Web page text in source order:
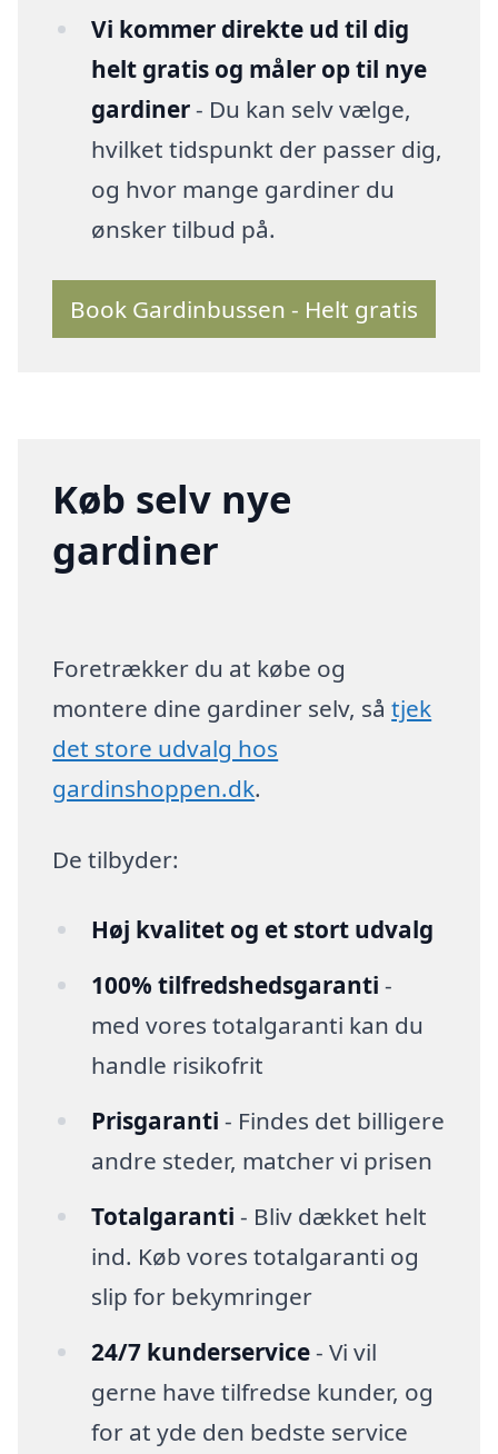
Vi kommer direkte ud til dig
helt gratis og måler op til nye
gardiner- Du kan selv vælge,
hvilket tidspunkt der passer dig,
og hvor mange gardiner du
ønsker tilbud på.
Book Gardinbussen - Helt gratis
Køb selv nye
gardiner
Foretrækker du at købe og
montere dine gardiner selv, såtjek
det store udvalg hos
gardinshoppen.dk.
De tilbyder:
Høj kvalitet og et stort udvalg
100% tilfredshedsgaranti -
med vores totalgaranti kan du
handle risikofrit
Prisgaranti - Findes det billigere
andre steder, matcher vi prisen
Totalgaranti - Bliv dækket helt
ind. Køb vores totalgaranti og
slip for bekymringer
24/7 kunderservice- Vi vil
gerne have tilfredse kunder, og
for at yde den bedste service